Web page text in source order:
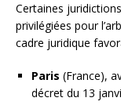
Certaines
privilégiées pour
cadre juridique
Paris (France),
décret du 13